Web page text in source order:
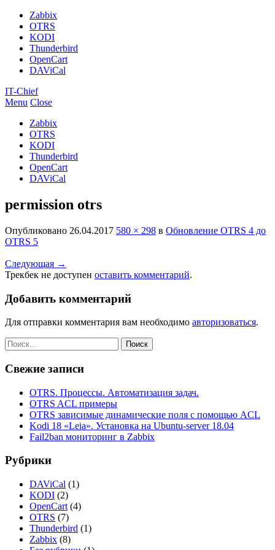
Zabbix
OTRS
KODI
Thunderbird
OpenCart
DAViCal
IT-Chief
Menu Close
Zabbix
OTRS
KODI
Thunderbird
OpenCart
DAViCal
permission otrs
Опубликовано 26.04.2017 580 × 298 в Обновление OTRS 4 до
OTRS 5
Следующая →
Трекбек не доступен оставить комментарий.
Добавить комментарий
Для отправки комментария вам необходимо авторизоваться.
Найти:
Свежие записи
OTRS. Процессы. Автоматизация задач.
OTRS ACL примеры
OTRS зависимые динамические поля с помощью ACL
Kodi 18 «Leia». Установка на Ubuntu-server 18.04
Fail2ban мониторинг в Zabbix
Рубрики
DAViCal (1)
KODI (2)
OpenCart (4)
OTRS (7)
Thunderbird (1)
Zabbix (8)